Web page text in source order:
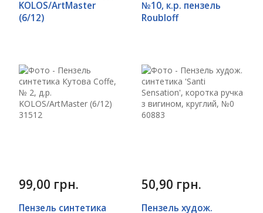
KOLOS/ArtMaster
(6/12)
№10, к.р. пензель
Roubloff
99,00 грн.
Пензель синтетика
50,90 грн.
Пензель худож.